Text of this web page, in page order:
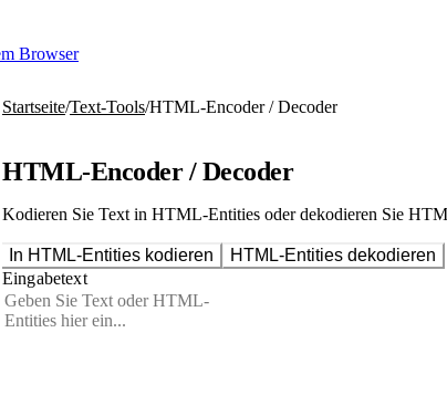
Browser
Startseite/Text-Tools/HTML-Encoder / Decoder
HTML-Encoder / Decoder
Kodieren Sie Text in HTML-Entities oder dekodieren Sie
In HTML-Entities kodieren HTML-Entities dekodieren
Eingabetext